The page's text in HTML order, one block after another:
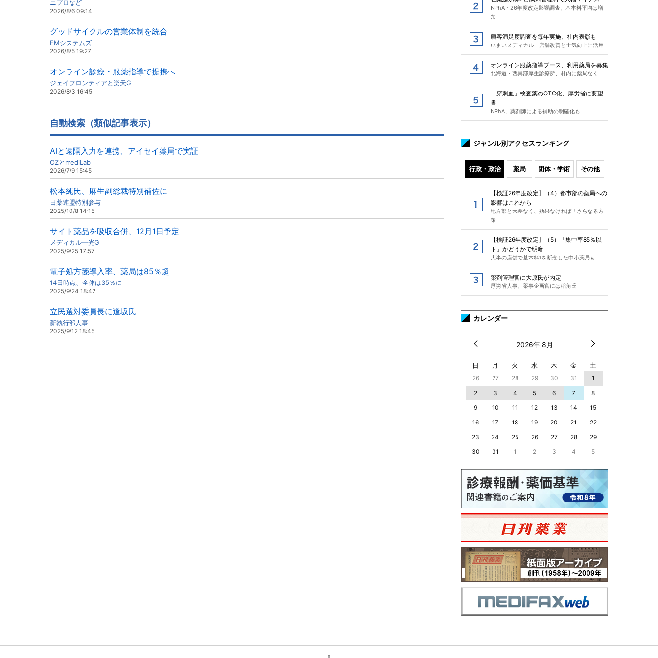
ニプロなど
2026/8/6 09:14
グッドサイクルの営業体制を統合
EMシステムズ
2026/8/5 19:27
オンライン診療・服薬指導で提携へ
ジェイフロンティアと楽天G
2026/8/3 16:45
自動検索（類似記事表示）
AIと遠隔入力を連携、アイセイ薬局で実証
OZとmediLab
2026/7/9 15:45
松本純氏、麻生副総裁特別補佐に
日薬連盟特別参与
2025/10/8 14:15
サイト薬品を吸収合併、12月1日予定
メディカル一光G
2025/9/25 17:57
電子処方箋導入率、薬局は85％超
14日時点、全体は35％に
2025/9/24 18:42
立民選対委員長に逢坂氏
新執行部人事
2025/9/12 18:45
NPhA・26年度改定影響調査、基本料平均は増
加
顧客満足度調査を毎年実施、社内表彰も
いまいメディカル 店舗改善と士気向上に活用
オンライン服薬指導ブース、利用薬局を募集
北海道・西興部厚生診療所、村内に薬局なく
「穿刺血」検査薬のOTC化、厚労省に要望
書
NPhA、薬剤師による補助の明確化も
ジャンル別アクセスランキング
行政・政治 薬局 団体・学術 その他
【検証26年度改定】（4）都市部の薬局への
影響はこれから
地方部と大差なく、効果なければ「さらなる方
策」
【検証26年度改定】（5）「集中率85％以
下」かどうかで明暗
大半の店舗で基本料1を断念した中小薬局も
薬剤管理官に大原氏が内定
厚労省人事、薬事企画官には稲角氏
カレンダー
2026年 8月
日 月 火 水 木 金 土
26 27 28 29 30 31
1
2
3 4 5 6 7
8
9
10 11 12 13 14
15
16
17 18 19 20 21
22
23
24 25 26 27 28
29
30
31 1 2 3 4 5